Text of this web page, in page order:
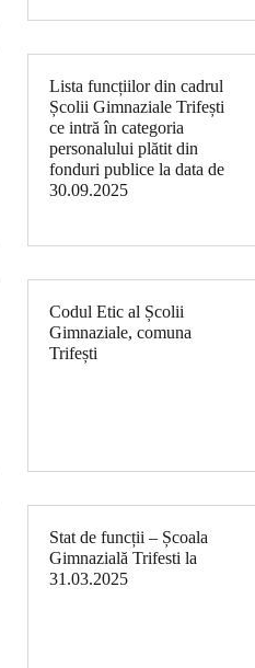
Lista funcțiilor din cadrul
Școlii Gimnaziale Trifești
ce intră în categoria
personalului plătit din
fonduri publice la data de
30.09.2025
Codul Etic al Școlii
Gimnaziale, comuna
Trifești
Stat de funcții – Școala
Gimnazială Trifesti la
31.03.2025